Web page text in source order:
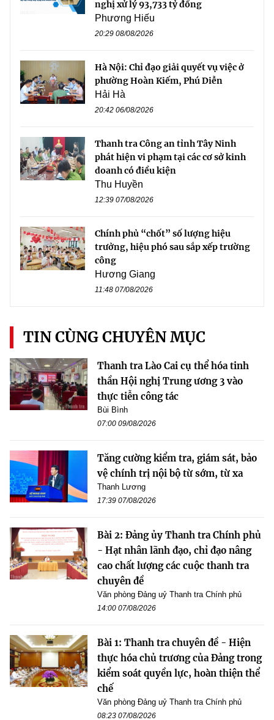
nghị xử lý 93,733 tỷ đồng
Phương Hiếu
20:29 08/08/2026
Hà Nội: Chỉ đạo giải quyết vụ việc ở
phường Hoàn Kiếm, Phú Diễn
Hải Hà
20:42 06/08/2026
Thanh tra Công an tỉnh Tây Ninh
phát hiện vi phạm tại các cơ sở kinh
doanh có điều kiện
Thu Huyền
12:39 07/08/2026
Chính phủ “chốt” số lượng hiệu
trưởng, hiệu phó sau sắp xếp trường
công
Hương Giang
11:48 07/08/2026
TIN CÙNG CHUYÊN MỤC
Thanh tra Lào Cai cụ thể hóa tinh
thần Hội nghị Trung ương 3 vào
thực tiễn công tác
Bùi Bình
07:00 09/08/2026
Tăng cường kiểm tra, giám sát, bảo
vệ chính trị nội bộ từ sớm, từ xa
Thanh Lương
17:39 07/08/2026
Bài 2: Đảng ủy Thanh tra Chính phủ
- Hạt nhân lãnh đạo, chỉ đạo nâng
cao chất lượng các cuộc thanh tra
chuyên đề
Văn phòng Đảng uỷ Thanh tra Chính phủ
14:00 07/08/2026
Bài 1: Thanh tra chuyên đề - Hiện
thực hóa chủ trương của Đảng trong
kiểm soát quyền lực, hoàn thiện thể
chế
Văn phòng Đảng uỷ Thanh tra Chính phủ
08:23 07/08/2026